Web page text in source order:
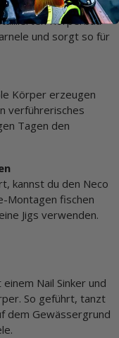
Körperbau
und sorgt so für
Körper erzeugen
verführerisches
Tagen den
kannst du den Neco
Montagen fischen
Jigs verwenden.
Nail Sinker und
So geführt, tanzt
dem Gewässergrund